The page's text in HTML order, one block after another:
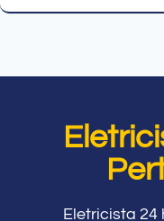
Eletricista 24